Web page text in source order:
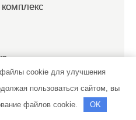
комплекс
файлы cookie для улучшения
пользоваться сайтом, вы
файлов cookie.
OK